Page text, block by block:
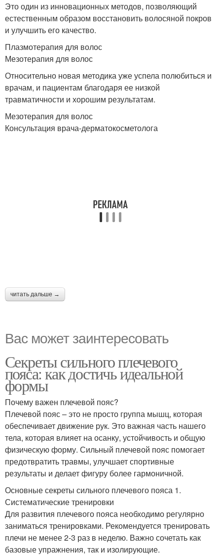
Это один из инновационных методов, позволяющий
естественным образом восстановить волосяной покров
и улучшить его качество.
Плазмотерапия для волос
Мезотерапия для волос
Относительно новая методика уже успела полюбиться и
врачам, и пациентам благодаря ее низкой
травматичности и хорошим результатам.
Мезотерапия для волос
Консультация врача-дерматокосметолога
читать дальше →
Вас может заинтересовать
Секреты сильного плечевого
пояса: как достичь идеальной
формы
Почему важен плечевой пояс?
Плечевой пояс – это не просто группа мышц, которая
обеспечивает движение рук. Это важная часть нашего
тела, которая влияет на осанку, устойчивость и общую
физическую форму. Сильный плечевой пояс помогает
предотвратить травмы, улучшает спортивные
результаты и делает фигуру более гармоничной.
Основные секреты сильного плечевого пояса 1.
Систематические тренировки
Для развития плечевого пояса необходимо регулярно
заниматься тренировками. Рекомендуется тренировать
плечи не менее 2-3 раз в неделю. Важно сочетать как
базовые упражнения, так и изолирующие.